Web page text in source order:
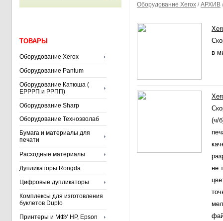
ТОВАРЫ
Оборудование Xerox
Оборудование Pantum
Оборудование Катюша (
ЕРРРП и РРПП)
Оборудование Sharp
Оборудование Техноэволаб
Бумага и материалы для
печати
Расходные материалы
Дупликаторы Rongda
Цифровые дупликаторы
Комплексы для изготовления
буклетов Duplo
Принтеры и МФУ HP, Epson
Оборудование Xerox /АРХИВ
в
(ч/
не